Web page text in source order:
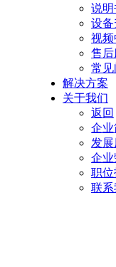
说明
设
视
售后
常
解决方案
关于我们
返回
企业
发
企
职
联系